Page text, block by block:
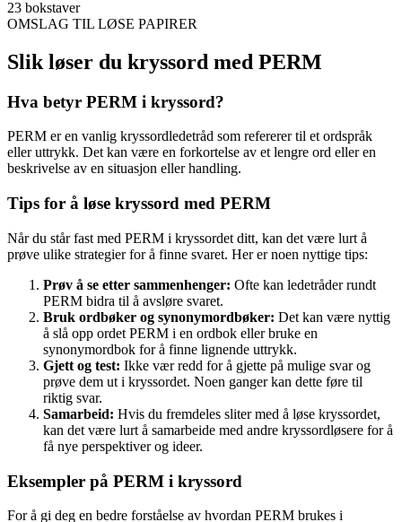
23 bokstaver
OMSLAG TIL LØSE PAPIRER
Slik løser du kryssord med PERM
Hva betyr PERM i kryssord?
PERM er en vanlig kryssordledetråd som refererer til et ordspråk
eller uttrykk. Det kan være en forkortelse av et lengre ord eller en
beskrivelse av en situasjon eller handling.
Tips for å løse kryssord med PERM
Når du står fast med PERM i kryssordet ditt, kan det være lurt å
prøve ulike strategier for å finne svaret. Her er noen nyttige tips:
Prøv å se etter sammenhenger: Ofte kan ledetråder rundt
PERM bidra til å avsløre svaret.
Bruk ordbøker og synonymordbøker: Det kan være nyttig
å slå opp ordet PERM i en ordbok eller bruke en
synonymordbok for å finne lignende uttrykk.
Gjett og test: Ikke vær redd for å gjette på mulige svar og
prøve dem ut i kryssordet. Noen ganger kan dette føre til
riktig svar.
Samarbeid: Hvis du fremdeles sliter med å løse kryssordet,
kan det være lurt å samarbeide med andre kryssordløsere for å
få nye perspektiver og ideer.
Eksempler på PERM i kryssord
For å gi deg en bedre forståelse av hvordan PERM brukes i